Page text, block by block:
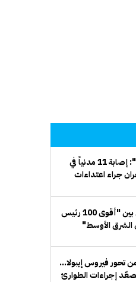
"التحالف": إصابة 11 مدنياً في
جراء اعتداءات
7 كويتيين بين "أقوى 100 رئيس
الشرق الأوسط"
تحور فيروس إيبولا...
إجراءات الطوارئ